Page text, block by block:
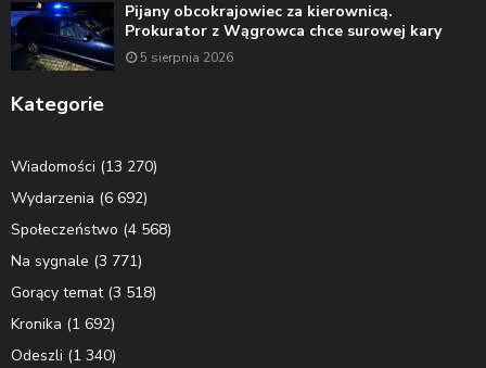
Pijany obcokrajowiec za kierownicą.
Prokurator z Wągrowca chce surowej kary
5 sierpnia 2026
Kategorie
Wiadomości (13 270)
Wydarzenia (6 692)
Społeczeństwo (4 568)
Na sygnale (3 771)
Gorący temat(3 518)
Kronika (1 692)
Odeszli (1 340)